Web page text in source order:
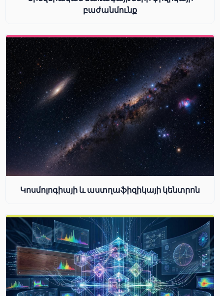
բաժանմունք
Կոսմոլոգիայի և աստղաֆիզիկայի կենտրոն